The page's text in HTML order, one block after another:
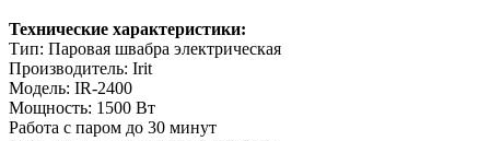
Технические характеристики:
Тип: Паровая швабра электрическая
Производитель: Irit
Модель: IR-2400
Мощность: 1500 Вт
Работа с паром до 30 минут